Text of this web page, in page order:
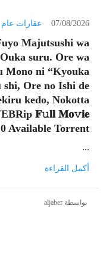
07/08/2026 عقارات عام
Majutsushi wa
suru. Ore wa
Mono ni “Kyouka
Ore no Ishi de
kedo, Nokotta
𝐅𝚞𝐥𝐥 𝐌𝐨𝚟𝐢𝐞
Available Torrent
...
أكمل القراءة
بواسطة aljaber